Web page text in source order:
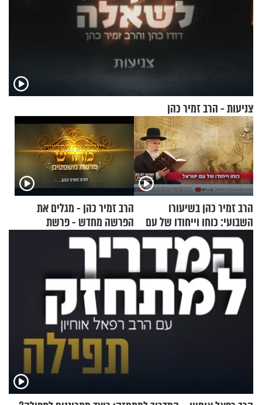
צניעות - הרב זמיר כהן
הרב זמיר כהן בשיעורו
השבועי: כוחו וייחודו של עם
ישראל
הרב זמיר כהן - מגלים את
הפרשה מחדש - פרשת
משפטים